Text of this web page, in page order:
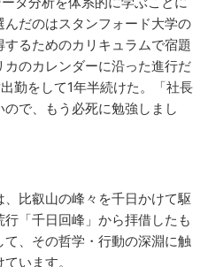
だのはスタンフォード大学の
るためのカリキュラムで宿題
のカレンダーに沿った進行だ
勤をして1年半続けた。「社長
で、もう必死に勉強しまし
、比叡山の峰々を千日かけて駆
「千日回峰」から拝借したも
、その哲学・行動の深淵に触
います。